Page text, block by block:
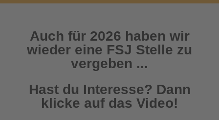
Auch für 2026 haben wir
wieder eine FSJ Stelle zu
vergeben ...
Hast du Interesse? Dann
klicke auf das Video!